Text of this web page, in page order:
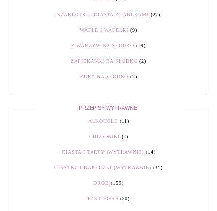
SZARLOTKI I CIASTA Z JABŁKAMI (27)
WAFLE I WAFELKI (9)
Z WARZYW NA SŁODKO (19)
ZAPIEKANKI NA SŁODKO (2)
ZUPY NA SŁODKO (2)
PRZEPISY WYTRAWNE:
ALKOHOLE (11)
CHŁODNIKI (2)
CIASTA I TARTY (WYTRAWNIE) (14)
CIASTKA I BABECZKI (WYTRAWNIE) (31)
DRÓB (159)
FAST FOOD (30)